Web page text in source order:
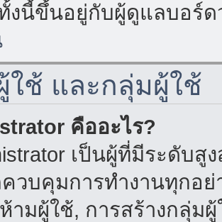
งนี้ขึ้นอยู่กับผู้ดูแลบอร์
ใช้ และกลุ่มผู้ใช้
คืออะไร?
เป็นผู้ที่มีระดับ
วบคุมการทำงานทุกอ
ามผู้ใช้, การสร้างกลุ่ม